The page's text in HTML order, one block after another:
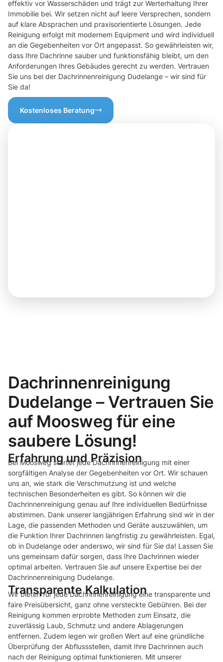
effektiv vor Wasserschäden und trägt zur Werterhaltung Ihrer
Immobilie bei. Wir setzen nicht auf leere Versprechen, sondern
auf klare Absprachen und praxisorientierte Lösungen. Jede
Reinigung erfolgt mit modernem Equipment und wird individuell
an die Gegebenheiten vor Ort angepasst. So gewährleisten wir,
dass Ihre Dachrinne sauber und funktionsfähig bleibt, um den
Anforderungen Ihres Gebäudes gerecht zu werden. Vertrauen
Sie uns bei der Dachrinnenreinigung Dudelange – wir sind für
Sie da!
Kostenloses Beratung
Dachrinnenreinigung
Dudelange – Vertrauen Sie
auf Moosweg für eine
saubere Lösung!
Erfahrung und Präzision
Bei Moosweg startet jede Dachrinnenreinigung mit einer
sorgfältigen Analyse der Gegebenheiten vor Ort. Wir schauen
uns an, wie stark die Verschmutzung ist und welche
technischen Besonderheiten es gibt. So können wir die
Dachrinnenreinigung genau auf Ihre individuellen Bedürfnisse
abstimmen. Dank unserer langjährigen Erfahrung sind wir in der
Lage, die passenden Methoden und Geräte auszuwählen, um
die Funktion Ihrer Dachrinnen langfristig zu gewährleisten. Egal,
ob in Dudelange oder anderswo, wir sind für Sie da! Lassen Sie
uns gemeinsam dafür sorgen, dass Ihre Dachrinnen wieder
optimal arbeiten. Vertrauen Sie auf unsere Expertise bei der
Dachrinnenreinigung Dudelange.
Transparente Kalkulation
Wir bieten für jede Dachrinnenreinigung eine transparente und
faire Preisübersicht, ganz ohne versteckte Gebühren. Bei der
Reinigung kommen erprobte Methoden zum Einsatz, die
zuverlässig Laub, Schmutz und andere Ablagerungen
entfernen. Zudem legen wir großen Wert auf eine gründliche
Überprüfung der Abflussstellen, damit Ihre Dachrinnen auch
nach der Reinigung optimal funktionieren. Mit unserer